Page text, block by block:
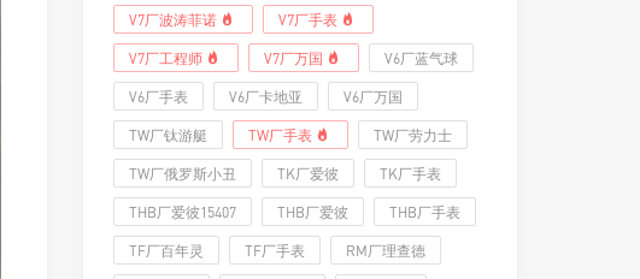
V7厂波涛菲诺 V7厂手表
V7厂工程师 V7厂万国 V6厂蓝气球
V6厂手表 V6厂卡地亚 V6厂万国
TW厂钛游艇 TW厂手表 TW厂劳力士
TW厂俄罗斯小丑 TK厂爱彼 TK厂手表
THB厂爱彼15407 THB厂爱彼 THB厂手表
TF厂百年灵 TF厂手表 RM厂理查德